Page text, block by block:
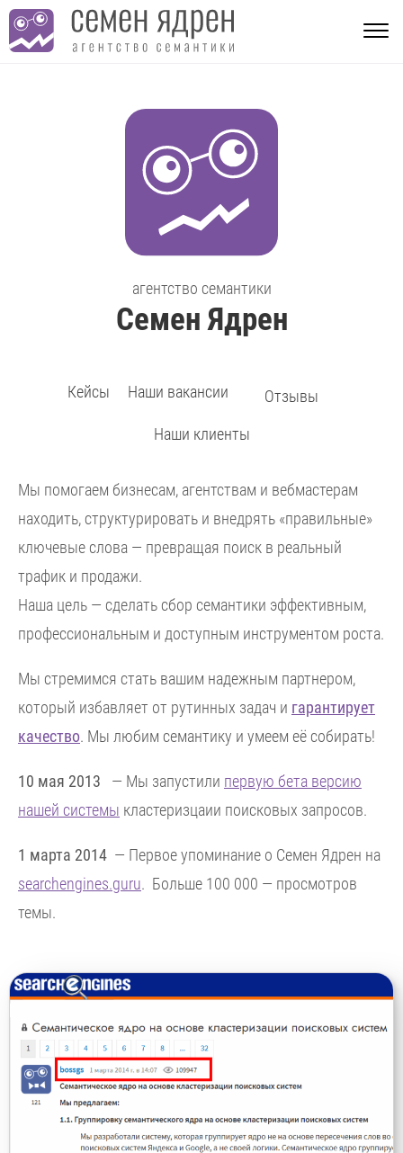
агентство семантики
Семен Ядрен
Кейсы Наши вакансии
Отзывы
Наши клиенты
Мы помогаем бизнесам, агентствам и вебмастерам
находить, структурировать и внедрять «правильные»
ключевые слова — превращая поиск в реальный
трафик и продажи.
Наша цель — сделать сбор семантики эффективным,
профессиональным и доступным инструментом роста.
Мы стремимся стать вашим надежным партнером,
который избавляет от рутинных задач и гарантирует
качество. Мы любим семантику и умеем её собирать!
10 мая 2013 — Мы запустили первую бета версию
нашей системы кластеризцаии поисковых запросов.
1 марта 2014 — Первое упоминание о Семен Ядрен на
searchengines.guru. Больше 100 000 — просмотров
темы.